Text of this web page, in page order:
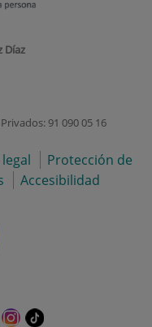
Díaz
Privados: 91 090 05 16
Protección de
Accesibilidad
EsteEnlace